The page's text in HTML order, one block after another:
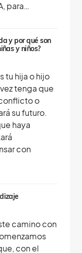
para…
y por qué son
y niños?
tu hija o hijo
tenga que
o
su futuro.
haya
con
camino con
con el